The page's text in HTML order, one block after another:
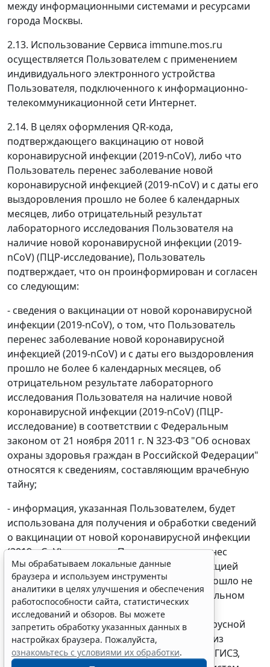
между информационными системами и ресурсами
города Москвы.
2.13. Использование Сервиса immune.mos.ru
осуществляется Пользователем с применением
индивидуального электронного устройства
Пользователя, подключенного к информационно-
телекоммуникационной сети Интернет.
2.14. В целях оформления QR-кода,
подтверждающего вакцинацию от новой
коронавирусной инфекции (2019-nCoV), либо что
Пользователь перенес заболевание новой
коронавирусной инфекцией (2019-nCoV) и с даты его
выздоровления прошло не более 6 календарных
месяцев, либо отрицательный результат
лабораторного исследования Пользователя на
наличие новой коронавирусной инфекции (2019-
nCoV) (ПЦР-исследование), Пользователь
подтверждает, что он проинформирован и согласен
со следующим:
- сведения о вакцинации от новой коронавирусной
инфекции (2019-nCoV), о том, что Пользователь
перенес заболевание новой коронавирусной
инфекцией (2019-nCoV) и с даты его выздоровления
прошло не более 6 календарных месяцев, об
отрицательном результате лабораторного
исследования Пользователя на наличие новой
коронавирусной инфекции (2019-nCoV) (ПЦР-
исследование) в соответствии с Федеральным
законом от 21 ноября 2011 г. N 323-ФЗ "Об основах
охраны здоровья граждан в Российской Федерации"
относятся к сведениям, составляющим врачебную
тайну;
- информация, указанная Пользователем, будет
использована для получения и обработки сведений
о вакцинации от новой коронавирусной инфекции
(2019-nCoV), о том, что Пользователь перенес
заболевание новой коронавирусной инфекцией
(2019-nCoV) и с даты его выздоровления прошло не
более 6 календарных месяцев, об отрицательном
результате лабораторного исследования
Пользователя на наличие новой коронавирусной
инфекции (2019-nCoV) (ПЦР-исследование) из
информационных систем города Москвы, ЕГИСЗ,
Мы обрабатываем локальные данные
браузера и используем инструменты
аналитики в целях улучшения и обеспечения
работоспособности сайта, статистических
исследований и обзоров. Вы можете
запретить обработку указанных данных в
настройках браузера. Пожалуйста,
ознакомьтесь с условиями их обработки
Принять